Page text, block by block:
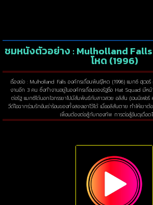
ชมหนังตัวอย่าง : Mulholland
โหด (1996)
เรื่องย่อ : Mulholland Falls องค์กรเถื่อนพันธุ์โหด (1996) แมกซ์ ฮุเวอ
งานอีก 3 คน ซึ่งทำงานอยู่ในองค์กรเถื่อนของรัฐชื่อ Hat Squad มีหน้
ต่อรัฐ แมกซ์ได้นอกใจภรรยาไปมีสัมพันธ์กับสาวสวย อลิสัน (เจนนิเฟอ
วีดีโอฉากร่วมรักอันเร่าร้อนของทั้งสองเอาไว้ได้ เมื่ออลิสันตาย ทำให้เขาต้
เพื่อนต้องต่อสู้กับกองทัพ การต่อสู้อันดุเดือดไ